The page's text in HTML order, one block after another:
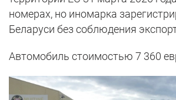
номерах, но иномарка
Беларуси без соблюдения
Автомобиль стоимостью 7 360